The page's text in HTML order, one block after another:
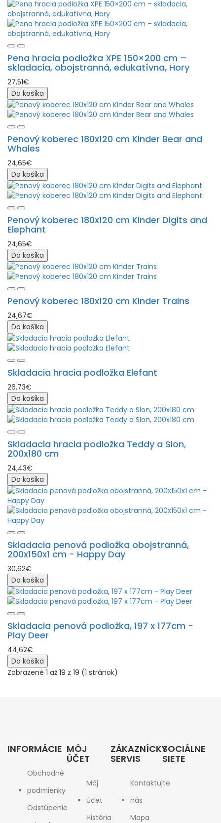
Pena hracia podložka XPE 150×200 cm –
skladacia, obojstranná, edukatívna, Hory
27,51€
Do košíka
Penový koberec 180x120 cm Kinder Bear and
Whales
24,65€
Do košíka
Penový koberec 180x120 cm Kinder Digits and
Elephant
24,65€
Do košíka
Penový koberec 180x120 cm Kinder Trains
24,67€
Do košíka
Skladacia hracia podložka Elefant
26,73€
Do košíka
Skladacia hracia podložka Teddy a Slon,
200x180 cm
24,43€
Do košíka
Skladacia penová podložka obojstranná,
200x150x1 cm - Happy Day
30,62€
Do košíka
Skladacia penová podložka, 197 x 177cm -
Play Deer
44,62€
Do košíka
Zobrazené 1 až 19 z 19 (1 stránok)
INFORMÁCIE
Obchodné
podmienky
Odstúpenie
MÔJ
ÚČET
Môj
účet
História
ZÁKAZNÍCKY
SERVIS
Kontaktujte
nás
Mapa
SOCIÁLNE
SIETE